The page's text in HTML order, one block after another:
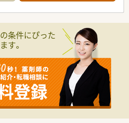
募集となっており、地域の健康を共に支
を急募しています。
ませんので、意欲的に新しいことに挑戦
な方を歓迎いたします。
ニケーションを大切にし、お困りごとに
ティのある方を探しています。
開し、創業35年の歴史と知識を兼ね備
れている企業です。
談やイベント開催を通じて、未病から健
条件にぴった
す。